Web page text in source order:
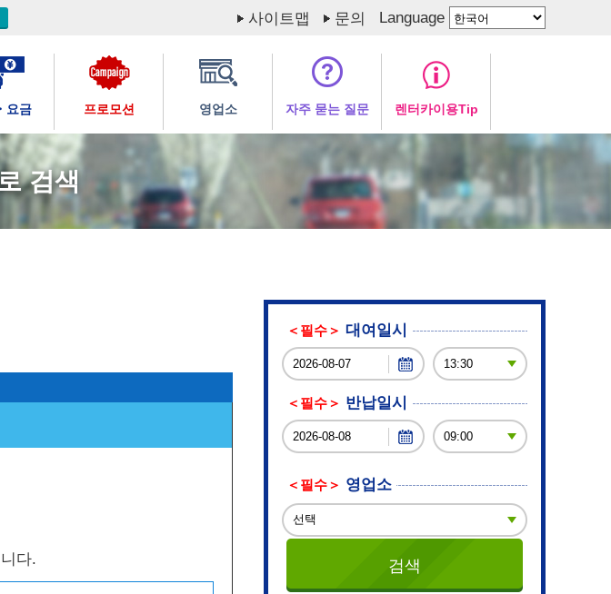
사이트맵 문의 Language
요금 프로모션 영업소 자주 묻는 질문 렌터카이용Tip
검색
다.
＜필수＞ 대여일시
＜필수＞ 반납일시
＜필수＞ 영업소